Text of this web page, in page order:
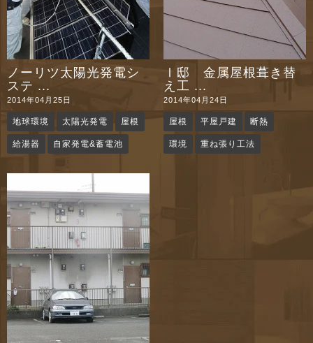
ノーリツ太陽光発電シ
ステ ...
2014年04月25日
地球環境 太陽光発電 屋根
給湯器 自家発電&蓄電池
Ⅰ邸 金属屋根葺き替
え工 ...
2014年04月24日
屋根 平屋戸建 断熱
環境 重ね張り工法